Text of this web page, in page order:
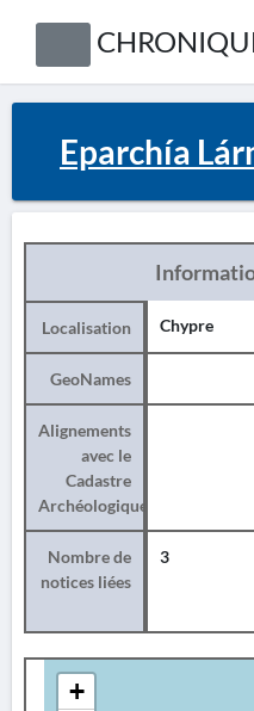
Eparchía
Localisation Chypre
GeoNames
Alignements
avec le
Cadastre
Archéologique
Nombre de
notices liées
3
+